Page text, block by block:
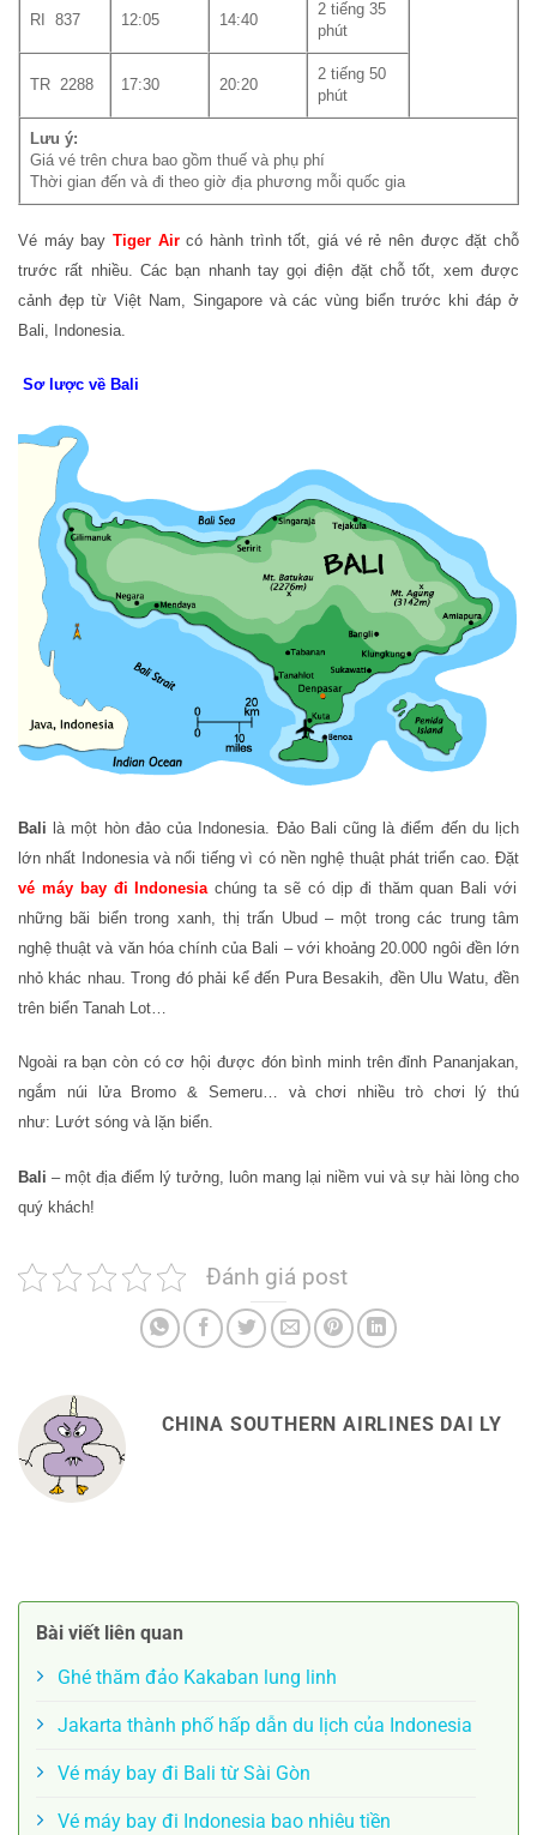
RI 837 12:05 14:40
2 tiếng 35
phút
TR 2288 17:30 20:20
2 tiếng 50
phút
Lưu ý:
Giá vé trên chưa bao gồm thuế và phụ phí
Thời gian đến và đi theo giờ địa phương mỗi quốc gia
Vé máy bay Tiger Aircó hành trình tốt, giá vé rẻ nên được đặt chỗ
trước rất nhiều. Các bạn nhanh tay gọi điện đặt chỗ tốt, xem được
cảnh đẹp từ Việt Nam, Singapore và các vùng biển trước khi đáp ở
Bali, Indonesia.
Sơ lược về Bali
Bali là một hòn đảo của Indonesia. Đảo Bali cũng là điểm đến du lịch
lớn nhất Indonesia và nổi tiếng vì có nền nghệ thuật phát triển cao. Đặt
vé máy bay đi Indonesia chúng ta sẽ có dịp đi thăm quan Bali với
những bãi biển trong xanh, thị trấn Ubud – một trong các trung tâm
nghệ thuật và văn hóa chính của Bali – với khoảng 20.000 ngôi đền lớn
nhỏ khác nhau. Trong đó phải kể đến Pura Besakih, đền Ulu Watu, đền
trên biển Tanah Lot…
Ngoài ra bạn còn có cơ hội được đón bình minh trên đỉnh Pananjakan,
ngắm núi lửa Bromo & Semeru… và chơi nhiều trò chơi lý thú
như: Lướt sóng và lặn biển.
Bali – một địa điểm lý tưởng, luôn mang lại niềm vui và sự hài lòng cho
quý khách!
Đánh giá post
CHINA SOUTHERN AIRLINES DAI LY
Bài viết liên quan
Ghé thăm đảo Kakaban lung linh
Jakarta thành phố hấp dẫn du lịch của Indonesia
Vé máy bay đi Bali từ Sài Gòn
Vé máy bay đi Indonesia bao nhiêu tiền